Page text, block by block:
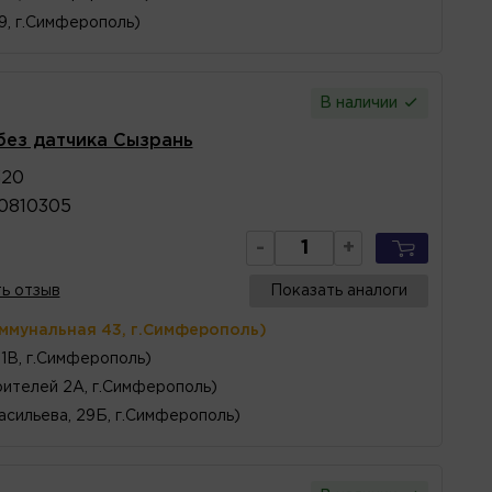
г.Симферополь)
В наличии
датчика Сызрань
- +
отзыв Показать аналоги
43, г.Симферополь)
г.Симферополь)
2А, г.Симферополь)
29Б, г.Симферополь)